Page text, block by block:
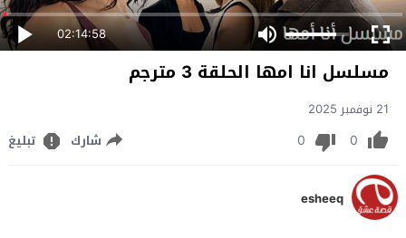
02:14:58
مسلسل انا امها الحلقة 3 مترجم
21 نوفمبر 2025
0
0 شارك تبليغ
esheeq